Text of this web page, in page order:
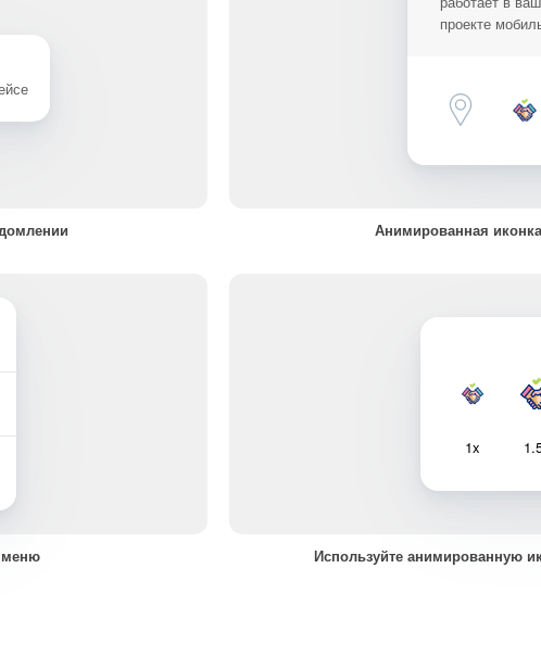
проекте
Анимированная
меню
1x
Используйте анимированную